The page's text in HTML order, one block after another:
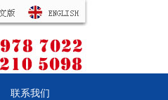
联系我们